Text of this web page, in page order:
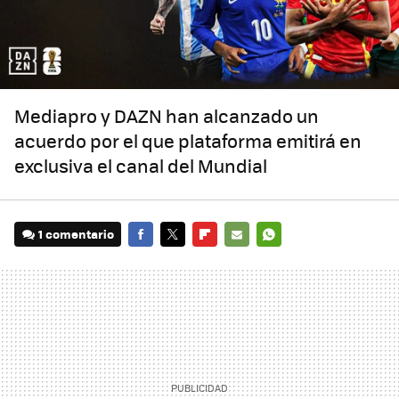
Mediapro y DAZN han alcanzado un
acuerdo por el que plataforma emitirá en
exclusiva el canal del Mundial
1 comentario
MAIL